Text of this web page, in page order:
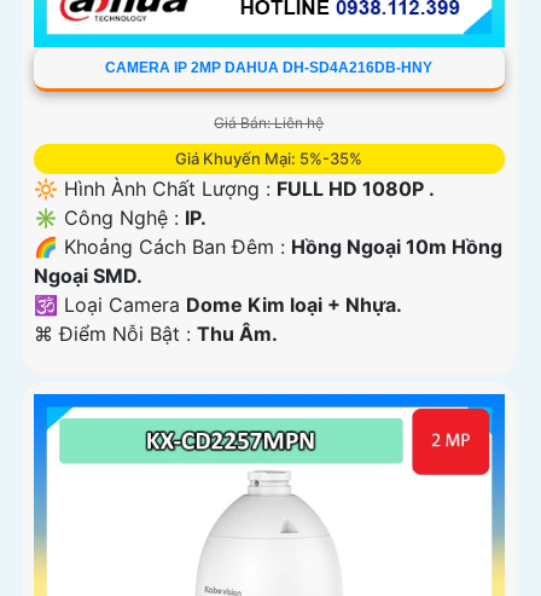
CAMERA IP 2MP DAHUA DH-SD4A216DB-HNY
Giá Bán: Liên hệ
Giá Khuyến Mại: 5%-35%
🔆 Hình Ành Chất Lượng : FULL HD 1080P .
✳️ Công Nghệ : IP.
🌈 Khoảng Cách Ban Đêm : Hồng Ngoại 10m Hồng
Ngoại SMD.
🕉️ Loại Camera Dome Kim loại + Nhựa.
️⌘ Điểm Nỗi Bật : Thu Âm.